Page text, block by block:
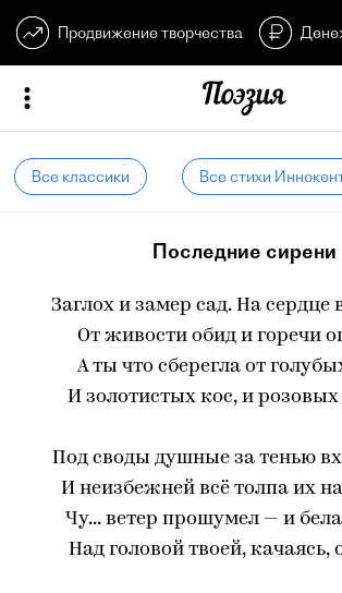
Продвижение творчества
Все классики Все стихи
Последние сирени
Заглох и замер сад. На сердце
От живости обид и горечи
А ты что сберегла от
И золотистых кос, и
Под своды душные за тенью
И неизбежней всё толпа их
Чу... ветер прошумел — и
Над головой твоей, качаясь,